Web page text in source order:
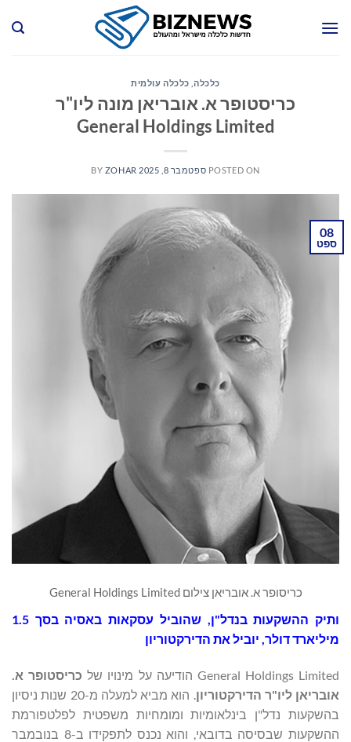
כלכלה, כלכלה עולמית
כריסטופר א. אובריאן מונה ליו"ר
General Holdings Limited
POSTED ON ספטמבר 8, 2025 BY ZOHAR
08
ספט
כריסופר א. אובריאן צילום General Holdings Limited
ותיק ההשקעות בנדל"ן, שהוביל עסקאות באסיה בסך 1.5
מיליארד דולר, יוביל את הדירקטוריון
General Holdings Limited הודיעה על מינויו של
כריסטופר א.
אובריאן ליו"ר הדירקטוריון
. הוא מביא למעלה מ-20 שנות ניסיון
בהשקעות נדל"ן בינלאומיות ומומחיות משפטית לפלטפורמת
ההשקעות שבסיסה בדובאי, והוא נכנס לתפקידו ב-8 בנובמבר